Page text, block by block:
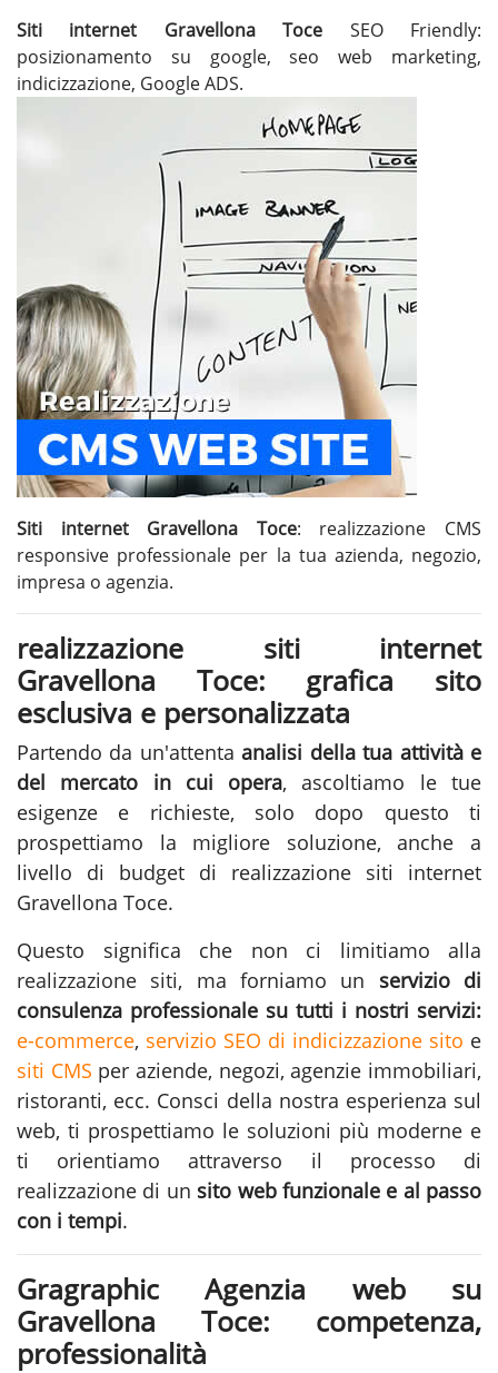
Siti internet Gravellona Toce SEO Friendly:
posizionamento su google, seo web marketing,
indicizzazione, Google ADS.
Siti internet Gravellona Toce: realizzazione CMS
responsive professionale per la tua azienda, negozio,
impresa o agenzia.
realizzazione siti internet
Gravellona Toce: grafica sito
esclusiva e personalizzata
Partendo da un'attentaanalisi della tua attività e
del mercato in cui opera, ascoltiamo le tue
esigenze e richieste, solo dopo questo ti
prospettiamo la migliore soluzione, anche a
livello di budget di realizzazione siti internet
Gravellona Toce.
Questo significa che non ci limitiamo alla
realizzazione siti, ma forniamo un servizio di
consulenza professionale su tutti i nostri servizi:
e-commerce, servizio SEO di indicizzazione sito e
siti CMS per aziende, negozi, agenzie immobiliari,
ristoranti, ecc. Consci della nostra esperienza sul
web, ti prospettiamo le soluzioni più moderne e
ti orientiamo attraverso il processo di
realizzazione di un sito web funzionale e al passo
con i tempi.
Gragraphic Agenzia web su
Gravellona Toce: competenza,
professionalità